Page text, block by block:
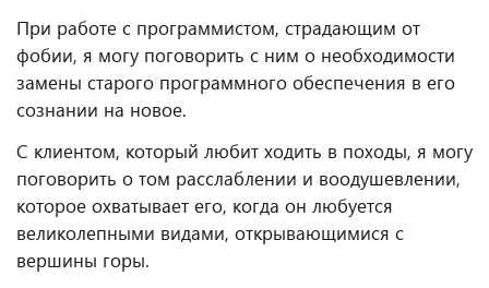
При работе с программистом, страдающим от
фобии, я могу поговорить с ним о необходимости
замены старого программного обеспечения в его
сознании на новое.
С клиентом, который любит ходить в походы, я могу
поговорить о том расслаблении и воодушевлении,
которое охватывает его, когда он любуется
великолепными видами, открывающимися с
вершины горы.